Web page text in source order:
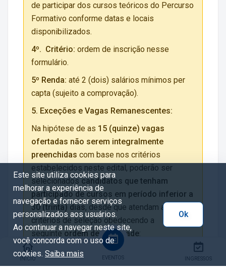
INÍCIO EVENTOS INGRESSOS
de participar dos cursos teóricos do Percurso
Formativo conforme datas e locais
disponibilizados.
4º. Critério: ordem de inscrição nesse
formulário.
5º Renda: até 2 (dois) salários mínimos per
capta (sujeito a comprovação).
5. Exceções e Vagas Remanescentes:
Na hipótese de as 15 (quinze) vagas
ofertadas não serem integralmente
preenchidas com base nos critérios
estabelecidos neste edital, poderão ser
selecionadoscandidatos que tenham
participado de cursos em período inferior a
30 (trinta) dias, desde que atendam aos
critérios de seleção obedecendo a
seguinte ordem de prioridade:
1. Candidatos que possuam o
Práticas para Serviços de Alimentaçãocom
Este site utiliza cookies para
melhorar a experiência de
navegação e fornecer serviços
personalizados aos usuários.
Ao continuar a navegar neste site,
você concorda com o uso de
cookies. Saiba mais
Ok